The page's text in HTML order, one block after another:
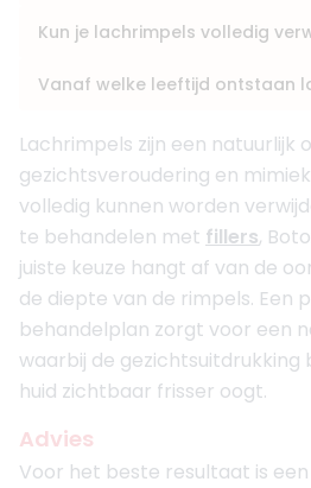
Kun je lachrimpels volledig
Vanaf welke leeftijd ontstaan
Lachrimpels zijn een natuurlijk
gezichtsveroudering en
volledig kunnen worden
te behandelen met fillers,
juiste keuze hangt af van de
de diepte van de rimpels. Een
behandelplan zorgt voor een
waarbij de gezichtsuitdrukking
huid zichtbaar frisser oogt.
Advies
Voor het beste resultaat is een